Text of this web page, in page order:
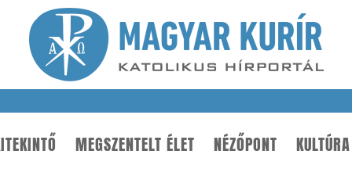
MEGSZENTELT ÉLET NÉZŐPONT KULTÚRA